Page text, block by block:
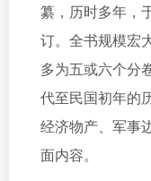
纂，历时多年，
订。全书规模宏
多为五或六个分
代至民国初年的
经济物产、军事
面内容。